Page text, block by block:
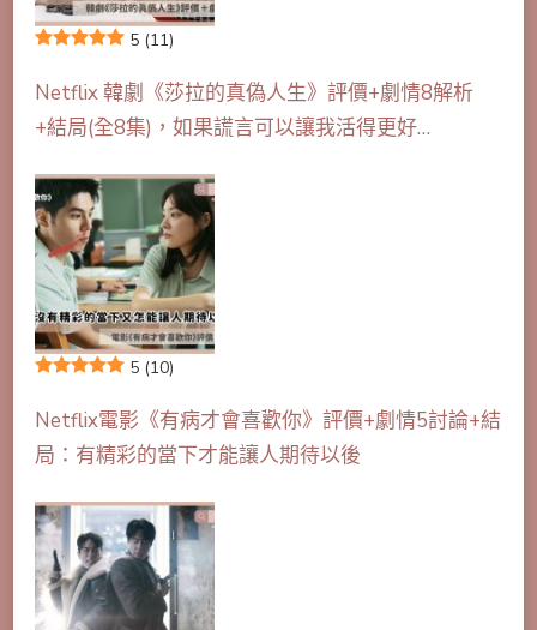
5 (11)
Netflix 韓劇《莎拉的真偽人生》評價+劇情8解析
+結局(全8集)，如果謊言可以讓我活得更好…
5 (10)
Netflix電影《有病才會喜歡你》評價+劇情5討論+結
局：有精彩的當下才能讓人期待以後